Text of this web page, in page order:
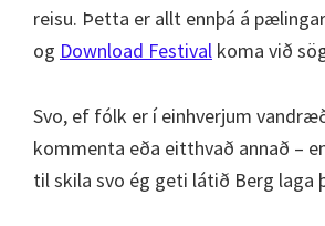
reisu. Þetta er allt ennþá á
og Download Festival koma við
Svo, ef fólk er í einhverjum
kommenta eða eitthvað annað –
til skila svo ég geti látið Berg laga